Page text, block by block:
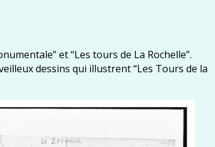
et “Les tours de La Rochelle”.
dessins qui illustrent “Les Tours de la